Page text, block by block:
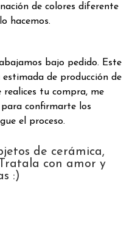
de colores diferente
hacemos.
bajo pedido. Este
de producción de
realices tu compra, me
confirmarte los
el proceso.
de cerámica,
con amor y
:)